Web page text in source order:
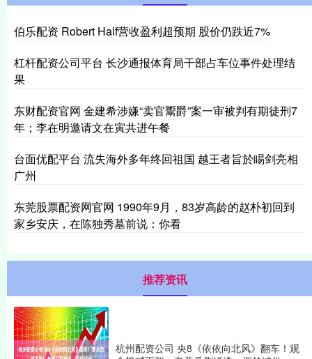
伯乐配资 Robert Half营收盈利超预期 股价仍跌近7%
杠杆配资公司平台 长沙通报体育局干部占车位事件处理结
果
东财配资官网 金建希涉嫌“卖官鬻爵”案一审被判有期徒刑7
年；李在明邀请文在寅共进午餐
台面优配平台 流失海外多年终回祖国 越王者旨於睗剑亮相
广州
东莞股票配资网官网 1990年9月，83岁高龄的赵朴初回到
家乡安庆，在陈独秀墓前说：你看
推荐资讯
杭州配资公司 央8《依依向北风》翻车！观